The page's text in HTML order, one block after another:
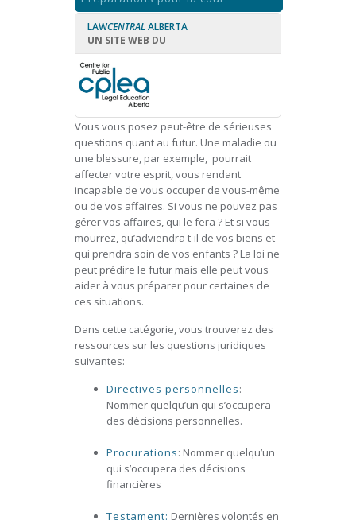
LAWCENTRAL ALBERTA
UN SITE WEB DU
Vous vous posez peut-être de sérieuses
questions quant au futur. Une maladie ou
une blessure, par exemple, pourrait
affecter votre esprit, vous rendant
incapable de vous occuper de vous-même
ou de vos affaires. Si vous ne pouvez pas
gérer vos affaires, qui le fera ? Et si vous
mourrez, qu’adviendra t-il de vos biens et
qui prendra soin de vos enfants ? La loi ne
peut prédire le futur mais elle peut vous
aider à vous préparer pour certaines de
ces situations.
Dans cette catégorie, vous trouverez des
ressources sur les questions juridiques
suivantes:
Directives personnelles:
Nommer quelqu’un qui s’occupera
des décisions personnelles.
Procurations: Nommer quelqu’un
qui s’occupera des décisions
financières
Testament: Dernières volontés en